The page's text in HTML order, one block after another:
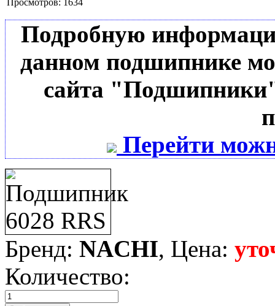
Подробную
данном подшипнике
сайта
Перейти
Бренд: NACHI, Цена:
Количество: